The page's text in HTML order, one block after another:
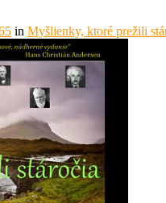
in Myšlienky, ktoré prežili